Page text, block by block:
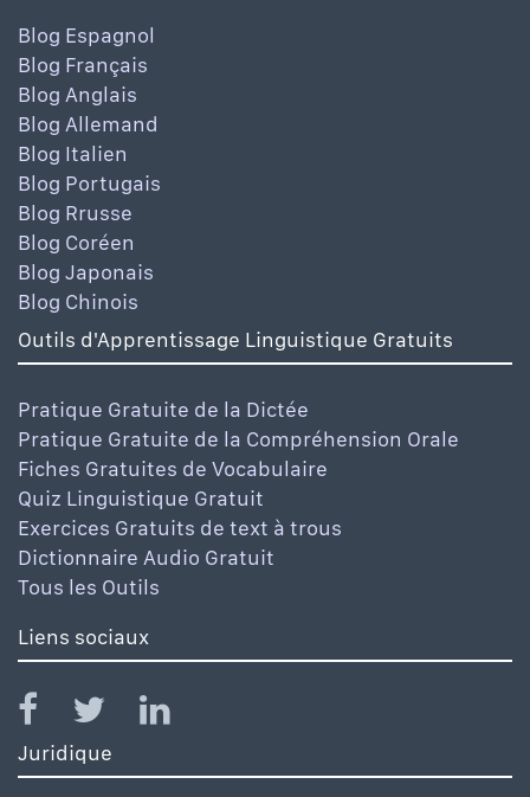
Blog Espagnol
Blog Français
Blog Anglais
Blog Allemand
Blog Italien
Blog Portugais
Blog Rrusse
Blog Coréen
Blog Japonais
Blog Chinois
Outils d'Apprentissage Linguistique Gratuits
Pratique Gratuite de la Dictée
Pratique Gratuite de la Compréhension Orale
Fiches Gratuites de Vocabulaire
Quiz Linguistique Gratuit
Exercices Gratuits de text à trous
Dictionnaire Audio Gratuit
Tous les Outils
Liens sociaux
Juridique